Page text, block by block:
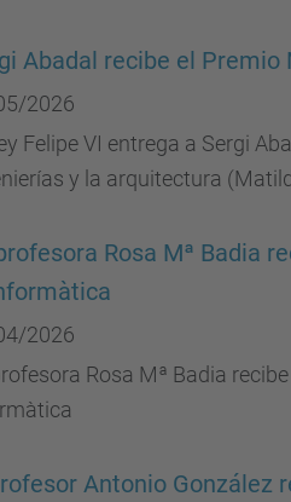
Abadal recibe el Premio
2026
Felipe VI entrega a Sergi
y la arquitectura
Rosa Mª Badia
2026
Rosa Mª Badia
Antonio González